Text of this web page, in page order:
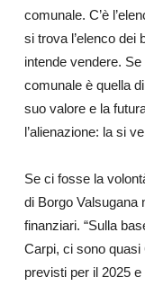
comunale. C’è
si trova l’elenco dei
intende vendere. Se
comunale è quella
suo valore e la
l’alienazione: la si
Se ci fosse la
di Borgo Valsugana
finanziari. “Sulla
Carpi, ci sono quasi
previsti per il 2025